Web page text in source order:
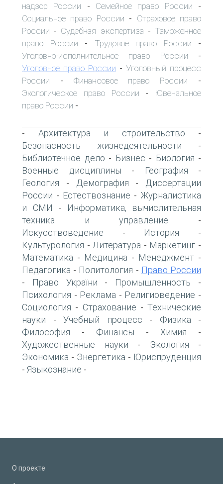
надзор России - Семейное право России -
Социальное право России - Страховое право
России - Судебная экспертиза - Таможенное
право России - Трудовое право России -
Уголовно-исполнительное право России -
Уголовное право России - Уголовный процесс
России - Финансовое право России -
Экологическое право России -
Ювенальное
право России -
- Архитектура и строительство -
Безопасность жизнедеятельности -
Библиотечное дело - Бизнес - Биология -
Военные дисциплины - География -
Геология - Демография -
Диссертации
России - Естествознание - Журналистика
и СМИ -
Информатика, вычислительная
техника и управление -
Искусствоведение - История -
Культурология - Литература - Маркетинг -
Математика - Медицина - Менеджмент -
Педагогика - Политология - Право России
- Право України - Промышленность -
Психология - Реклама - Религиоведение -
Социология - Страхование - Технические
науки - Учебный процесс - Физика -
Философия - Финансы - Химия -
Художественные науки - Экология -
Экономика - Энергетика - Юриспруденция
- Языкознание -
О проекте